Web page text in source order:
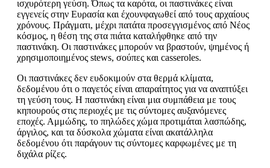
ισχυρότερη γεύση. Όπως τα καρότα, οι παστινάκες είναι
εγγενείς στην Ευρασία και έχουνφαγωθεί από τους αρχαίους
χρόνους. Πράγματι, μέχρι πατάτα προσεγγισμένος από Νέος
κόσμος, η θέση της στα πιάτα καταλήφθηκε από την
παστινάκη. Οι παστινάκες μπορούν να βραστούν, ψημένος ή
χρησιμοποιημένος stews, σούπες και casseroles.
Οι παστινάκες δεν ευδοκιμούν στα θερμά κλίματα,
δεδομένου ότι ο παγετός είναι απαραίτητος για να αναπτύξει
τη γεύση τους. Η παστινάκη είναι μια συμπάθεια με τους
κηπουρούς στις περιοχές με τις σύντομες αυξανόμενες
εποχές. Αμμώδης, το πηλώδες χώμα προτιμάται λασπώδης,
άργιλος, και τα δύσκολα χώματα είναι ακατάλληλα
δεδομένου ότι παράγουν τις σύντομες καρφωμένες με τη
διχάλα ρίζες.